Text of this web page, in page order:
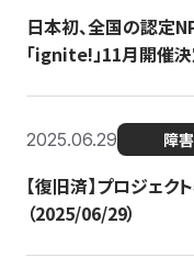
日本初、全国の認定
「ignite!」11月開催
2025.06.29 障
【復旧済】プロジェ
（2025/06/29）